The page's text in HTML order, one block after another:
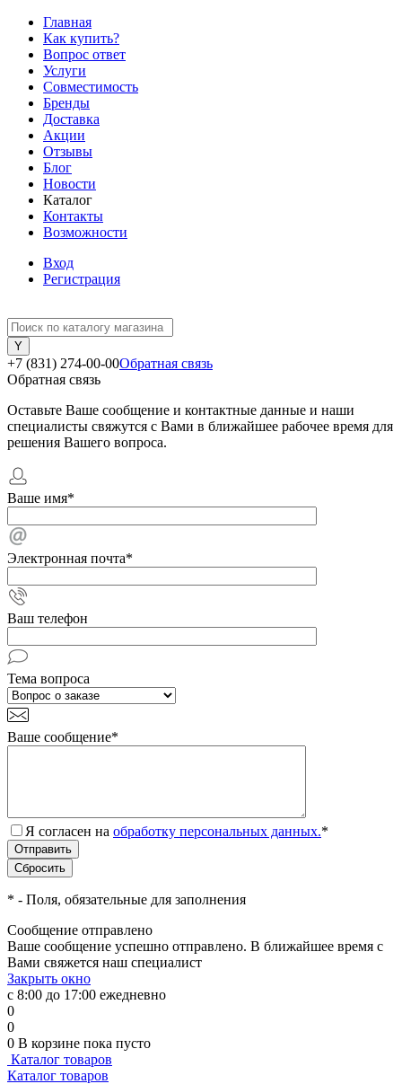
Главная
Как купить?
Вопрос ответ
Услуги
Совместимость
Бренды
Доставка
Акции
Отзывы
Блог
Новости
Каталог
Контакты
Возможности
Вход
Регистрация
+7 (831) 274-00-00Обратная связь
Обратная связь
Оставьте Ваше сообщение и контактные данные и наши
специалисты свяжутся с Вами в ближайшее рабочее время для
решения Вашего вопроса.
Ваше имя*
Электронная почта*
Ваш телефон
Тема вопроса
Ваше сообщение*
Я согласен на обработку персональных данных.*
* - Поля, обязательные для заполнения
Сообщение отправлено
Ваше сообщение успешно отправлено. В ближайшее время с
Вами свяжется наш специалист
Закрыть окно
с 8:00 до 17:00 ежедневно
0
0
0 В корзине пока пусто
Каталог товаров
Каталог товаров